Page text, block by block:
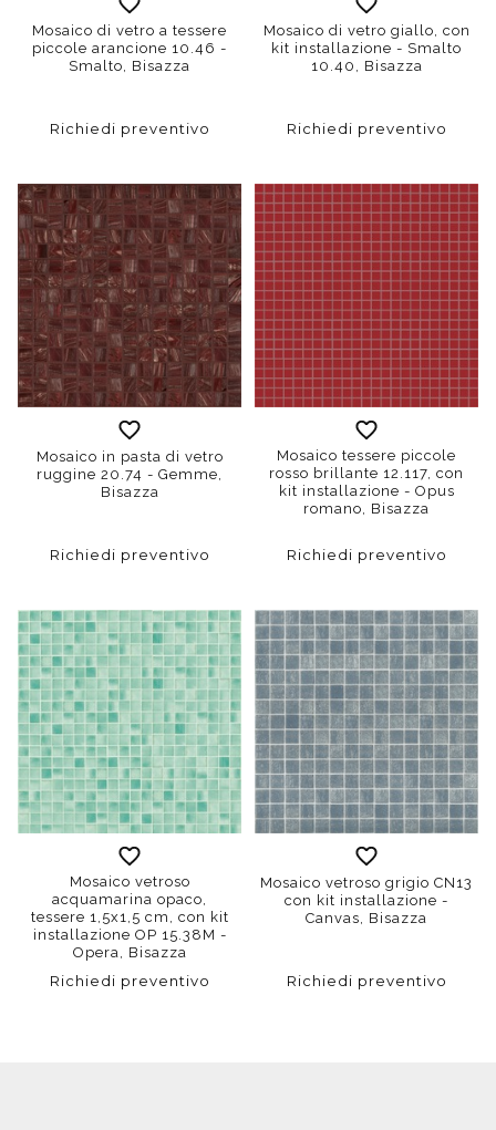
Mosaico di vetro a tessere
piccole arancione 10.46 -
Smalto, Bisazza
Richiedi preventivo
Mosaico di vetro giallo, con
kit installazione - Smalto
10.40, Bisazza
Richiedi preventivo
Mosaico in pasta di vetro
ruggine 20.74 - Gemme,
Bisazza
Richiedi preventivo
Mosaico tessere piccole
rosso brillante 12.117, con
kit installazione - Opus
romano, Bisazza
Richiedi preventivo
Mosaico vetroso
acquamarina opaco,
tessere 1,5x1,5 cm, con kit
installazione OP 15.38M -
Opera, Bisazza
Richiedi preventivo
Mosaico vetroso grigio CN13
con kit installazione -
Canvas, Bisazza
Richiedi preventivo